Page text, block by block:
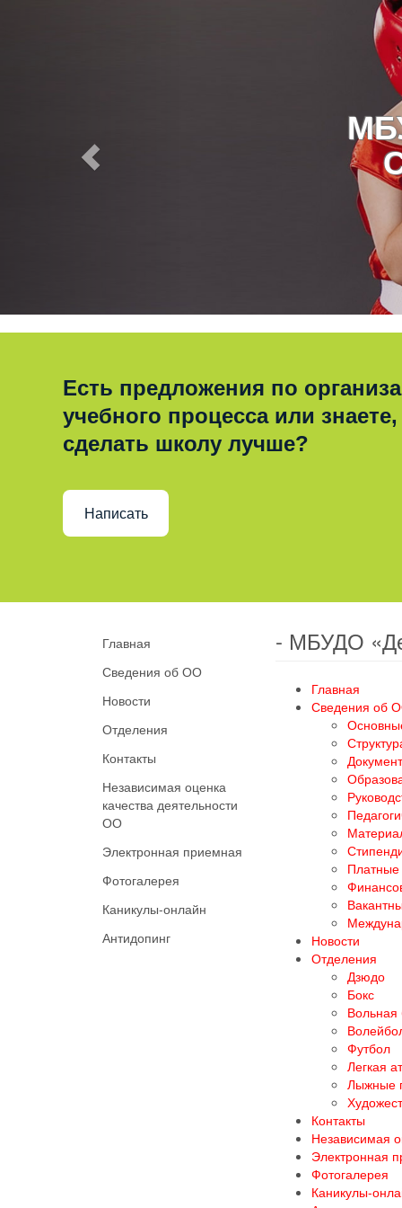
Есть предложения по
учебного процесса или знаете,
сделать школу лучше?
Написать
Главная
Сведения об ОО
Новости
Отделения
Контакты
Независимая оценка
качества деятельности
ОО
Электронная приемная
Фотогалерея
Каникулы-онлайн
Антидопинг
- МБУДО
Главная
Сведения об
Платные
Новости
Отделения
Дзюдо
Бокс
Вольная
Футбол
Легкая
Лыжные
Контакты
Независимая
Электронная
Фотогалерея
Каникулы-